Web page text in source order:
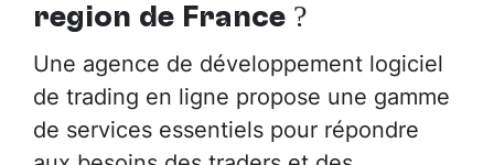
région de France ?
Une agence de développement logiciel
de trading en ligne propose une gamme
de services essentiels pour répondre